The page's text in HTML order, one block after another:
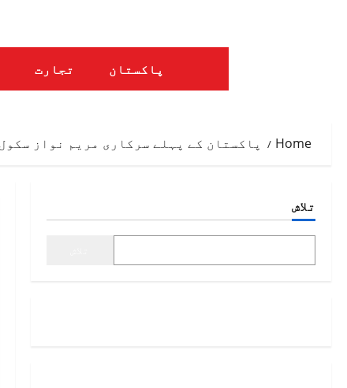
پاکستان تجارت
Home پاکستان کے پہلے سرکاری مریم نواز
تلاش